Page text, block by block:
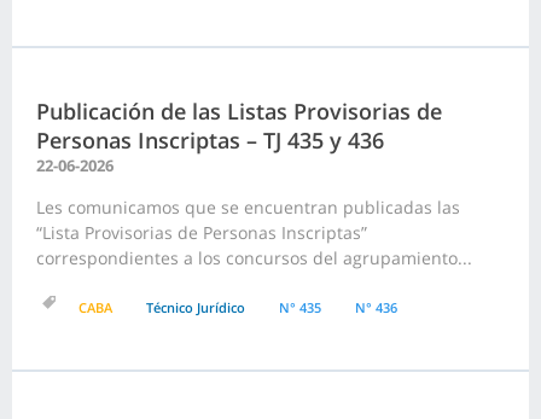
Publicación de las Listas Provisorias de
Personas Inscriptas – TJ 435 y 436
22-06-2026
Les comunicamos que se encuentran publicadas las
“Lista Provisorias de Personas Inscriptas”
correspondientes a los concursos del agrupamiento...
CABA Técnico Jurídico N° 435 N° 436